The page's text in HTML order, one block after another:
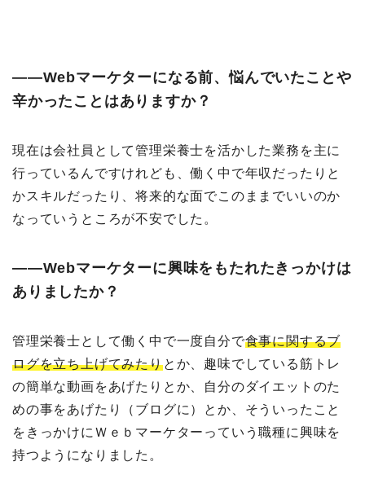
――Webマーケターになる前、悩んでいたことや
辛かったことはありますか？
現在は会社員として管理栄養士を活かした業務を主に
行っているんですけれども、働く中で年収だったりと
かスキルだったり、将来的な面でこのままでいいのか
なっていうところが不安でした。
――Webマーケターに興味をもたれたきっかけは
ありましたか？
管理栄養士として働く中で一度自分で食事に関するブ
ログを立ち上げてみたりとか、趣味でしている筋トレ
の簡単な動画をあげたりとか、自分のダイエットのた
めの事をあげたり（ブログに）とか、そういったこと
をきっかけにＷｅｂマーケターっていう職種に興味を
持つようになりました。